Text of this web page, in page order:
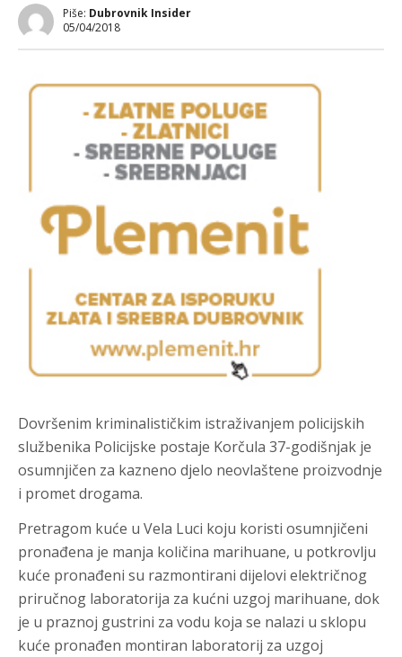
Piše: Dubrovnik Insider
05/04/2018
Dovršenim kriminalističkim istraživanjem policijskih
službenika Policijske postaje Korčula 37-godišnjak je
osumnjičen za kazneno djelo neovlaštene proizvodnje
i promet drogama.
Pretragom kuće u Vela Luci koju koristi osumnjičeni
pronađena je manja količina marihuane, u potkrovlju
kuće pronađeni su razmontirani dijelovi električnog
priručnog laboratorija za kućni uzgoj marihuane, dok
je u praznoj gustrini za vodu koja se nalazi u sklopu
kuće pronađen montiran laboratorij za uzgoj